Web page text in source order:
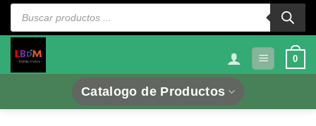
Saltar
Búsqueda
productos
0
Catalogo de Productos